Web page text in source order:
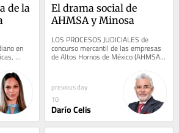
de la
en
El drama social de
AHMSA y Minosa
LOS PROCESOS JUDICIALES de
concurso mercantil de las empresas
de Altos Hornos de México (AHMSA)
ya tienen como fecha tentativa de la
previous day
10
Darío Celis